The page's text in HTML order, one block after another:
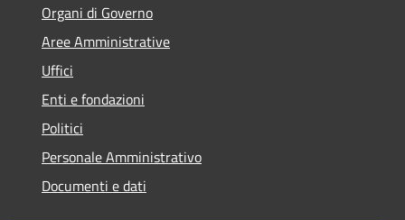
Organi di Governo
Aree Amministrative
Uffici
Enti e fondazioni
Politici
Personale Amministrativo
Documenti e dati